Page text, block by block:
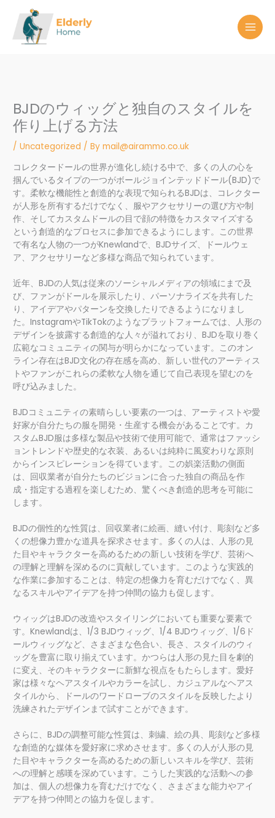
content
BJDのウィッグと独自のスタイルを
作り上げる方法
/Uncategorized / Bymail@airammo.co.uk
コレクタードールの世界が進化し続ける中で、多くの人の心を
掴んでいるタイプの一つがボールジョインテッドドール(BJD)で
す。柔軟な機能性と創造的な表現で知られるBJDは、コレクター
が人形を所有するだけでなく、服やアクセサリーの選び方や制
作、そしてカスタムドールの目で顔の特徴をカスタマイズする
という創造的なプロセスに参加できるようにします。この世界
で有名な人物の一つがKnewlandで、BJDサイズ、ドールウェ
ア、アクセサリーなど多様な商品で知られています。
近年、BJDの人気は従来のソーシャルメディアの領域にまで及
び、ファンがドールを展示したり、パーソナライズを共有した
り、アイデアやパターンを交換したりできるようになりまし
た。InstagramやTikTokのようなプラットフォームでは、人形の
デザインを披露する創造的な人々が溢れており、BJDを取り巻く
広範なコミュニティの関与が明らかになっています。このオン
ライン存在はBJD文化の存在感を高め、新しい世代のアーティス
トやファンがこれらの柔軟な人物を通じて自己表現を望むのを
呼び込みました。
BJDコミュニティの素晴らしい要素の一つは、アーティストや愛
好家が自分たちの服を開発・生産する機会があることです。カ
スタムBJD服は多様な製品や技術で使用可能で、通常はファッシ
ョントレンドや歴史的な衣装、あるいは純粋に風変わりな原則
からインスピレーションを得ています。この娯楽活動の側面
は、回収業者が自分たちのビジョンに合った独自の商品を作
成・指定する過程を楽しむため、驚くべき創造的思考を可能に
します。
BJDの個性的な性質は、回収業者に絵画、縫い付け、彫刻など多
くの想像力豊かな道具を探求させます。多くの人は、人形の見
た目やキャラクターを高めるための新しい技術を学び、芸術へ
の理解と理解を深めるのに貢献しています。このような実践的
な作業に参加することは、特定の想像力を育むだけでなく、異
なるスキルやアイデアを持つ仲間の協力も促します。
ウィッグはBJDの改造やスタイリングにおいても重要な要素で
す。Knewlandは、1/3 BJDウィッグ、1/4 BJDウィッグ、1/6ド
ールウィッグなど、さまざまな色合い、長さ、スタイルのウィ
ッグを豊富に取り揃えています。かつらは人形の見た目を劇的
に変え、そのキャラクターに新鮮な視点をもたらします。愛好
家は様々なヘアスタイルやカラーを試し、カジュアルなヘアス
タイルから、ドールのワードローブのスタイルを反映したより
洗練されたデザインまで試すことができます。
さらに、BJDの調整可能な性質は、刺繍、絵の具、彫刻など多様
な創造的な媒体を愛好家に求めさせます。多くの人が人形の見
た目やキャラクターを高めるための新しいスキルを学び、芸術
への理解と感嘆を深めています。こうした実践的な活動への参
加は、個人の想像力を育むだけでなく、さまざまな能力やアイ
デアを持つ仲間との協力を促します。